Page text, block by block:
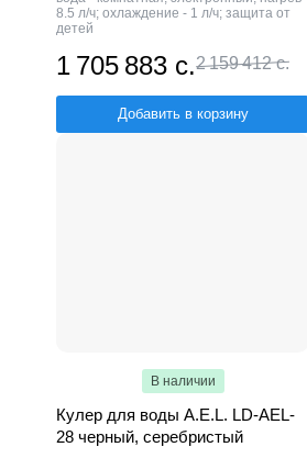
8.5 л/ч; охлаждение - 1 л/ч; защита от
детей
1 705 883 с.2 159 412 с.
Добавить в корзину
В наличии
Кулер для воды A.E.L. LD-AEL-
28 черный, серебристый